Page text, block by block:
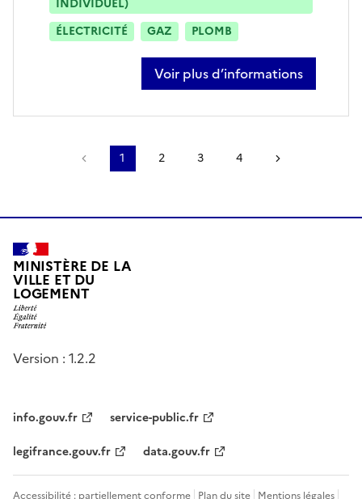
INDIVIDUEL)
ÉLECTRICITÉ
GAZ PLOMB
Voir plus d’informations
sur hugues rio
Page précédente
1 2 3 4
MINISTÈRE DE LA
VILLE ET DU
LOGEMENT
Version : 1.2.2
info.gouv.fr
service-public.fr
legifrance.gouv.fr
data.gouv.fr